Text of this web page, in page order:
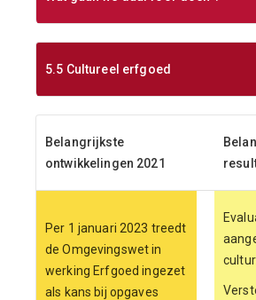
5.5 Cultureel erfgoed
Belangrijkste
ontwikkelingen 2021
Per 1 januari 2023 treedt
de Omgevingswet in
werking Erfgoed ingezet
als kans bij opgaves